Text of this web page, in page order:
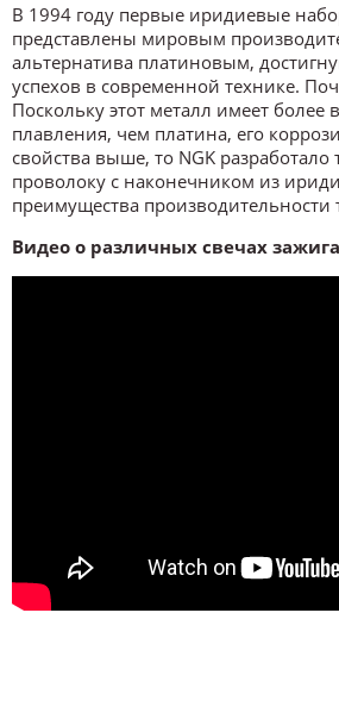
В 1994 году первые иридиевые
представлены мировым
альтернатива платиновым,
успехов в современной технике.
Поскольку этот металл имеет более
плавления, чем платина, его
свойства выше, то NGK
проволоку с наконечником из
преимущества производительности
Видео о различных свечах